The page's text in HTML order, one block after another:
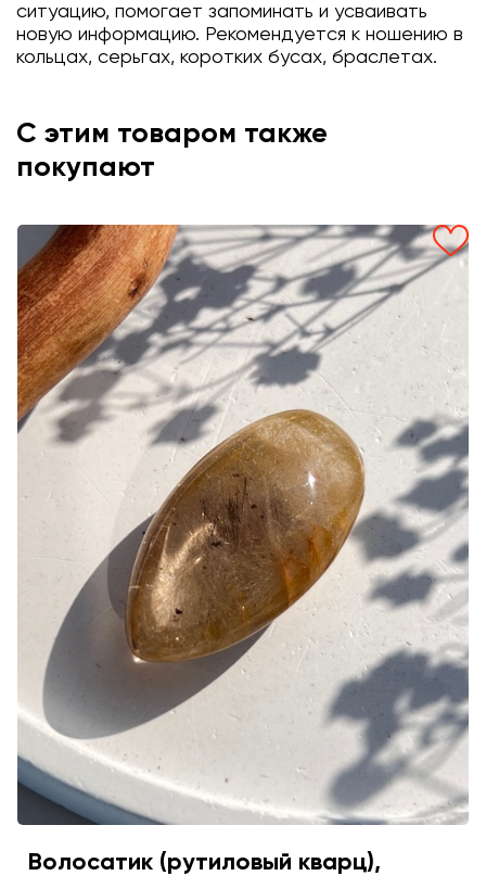
ситуацию, помогает запоминать и усваивать
новую информацию. Рекомендуется к ношению в
кольцах, серьгах, коротких бусах, браслетах.
С этим товаром также
покупают
Волосатик (рутиловый кварц),